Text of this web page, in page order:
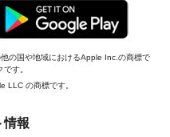
の国や地域におけるApple Inc.の商標で
す。
LLC の商標です。
情報